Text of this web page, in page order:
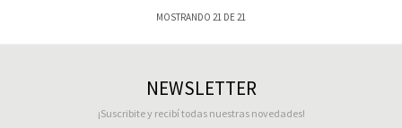
MOSTRANDO 21 DE21
NEWSLETTER
¡Suscribite y recibí todas nuestras novedades!